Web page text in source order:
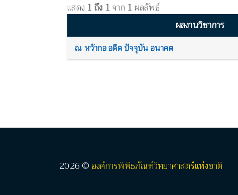
แสดง 1 ถึง 1จาก 1 ผลลัพธ์
ผลงานวิชาการ
ณ หว้ากอ อดีต ปัจจุบัน อนาคต
2026 © องค์การพิพิธภัณฑ์วิทยาศาสตร์แห่งชาติ